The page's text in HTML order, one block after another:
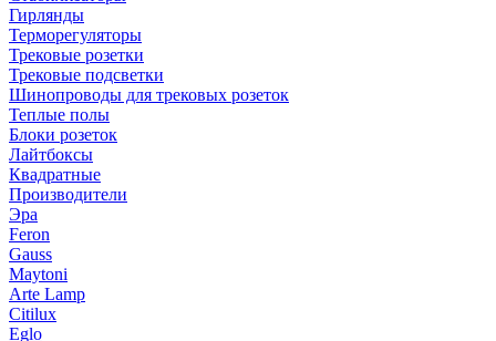
Гирлянды
Терморегуляторы
Трековые розетки
Трековые подсветки
Шинопроводы для трековых розеток
Теплые полы
Блоки розеток
Лайтбоксы
Квадратные
Производители
Эра
Feron
Gauss
Maytoni
Arte Lamp
Citilux
Eglo